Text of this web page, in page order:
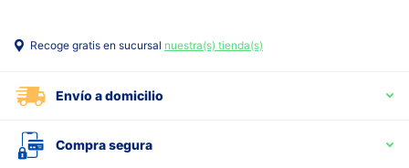
Recoge gratis en sucursal nuestra(s) tienda(s)
Envío a domicilio
Compra segura